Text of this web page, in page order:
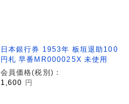
日本銀行券 1953年 板垣退助100
円札 早番MR000025X 未使用
会員価格(税別)：
1,600
円